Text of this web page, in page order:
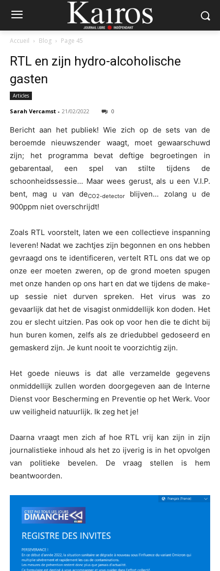
Accueil Blog Page 45
RTL en zijn hydro-alcoholische
gasten
Articles
Sarah Vercamst - 21/02/2022 0
Bericht aan het publiek! Wie zich op de sets van de
beroemde nieuwszender waagt, moet gewaarschuwd
zijn; het programma bevat deftige begroetingen in
gebarentaal, een spel van stilte tijdens de
schoonheidssessie… Maar wees gerust, als u een V.I.P.
bent, mag u van deCO2-detector
blijven… zolang u de
900ppm niet overschrijdt!
Zoals RTL voorstelt, laten we een collectieve inspanning
leveren! Nadat we zachtjes zijn begonnen en ons hebben
gevraagd ons te identificeren, vertelt RTL ons dat we op
onze eer moeten zweren, op de grond moeten spugen
met onze handen op ons hart en dat we tijdens de make-
up sessie niet durven spreken. Het virus was zo
gevaarlijk dat het de visagist onmiddellijk kon doden. Het
zou er slecht uitzien. Pas ook op voor hen die te dicht bij
hun buren komen, zelfs als ze driedubbel gedoseerd en
gemaskerd zijn. Je kunt nooit te voorzichtig zijn.
Het goede nieuws is dat alle verzamelde gegevens
onmiddellijk zullen worden doorgegeven aan de Interne
Dienst voor Bescherming en Preventie op het Werk. Voor
uw veiligheid natuurlijk. Ik zeg het je!
Daarna vraagt men zich af hoe RTL vrij kan zijn in zijn
journalistieke inhoud als het zo ijverig is in het opvolgen
van politieke bevelen. De vraag stellen is hem
beantwoorden.